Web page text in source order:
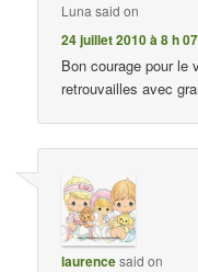
Luna said on
24 juillet 2010 à 8 h
Bon courage pour le
retrouvailles avec
laurencesaid on